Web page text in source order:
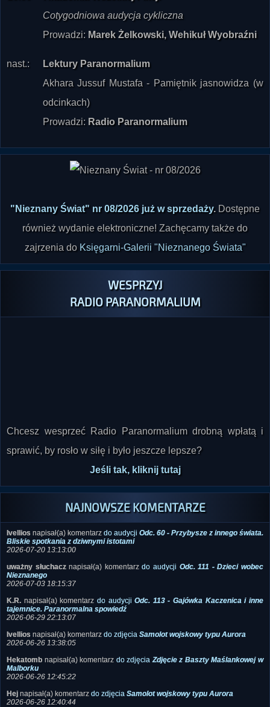
Cotygodniowa audycja cykliczna
Prowadzi: Marek Żelkowski, Wehikuł Wyobraźni
nast.:
Lektury Paranormalium
Akhara Jussuf Mustafa - Pamiętnik jasnowidza (w
odcinkach)
Prowadzi: Radio Paranormalium
"Nieznany Świat" nr 08/2026 już w sprzedaży. Dostępne
również wydanie elektroniczne! Zachęcamy także do
zajrzenia do Księgarni-Galerii "Nieznanego Świata"
WESPRZYJ
RADIO PARANORMALIUM
Chcesz wesprzeć Radio Paranormalium drobną wpłatą i
sprawić, by rosło w siłę i było jeszcze lepsze?
Jeśli tak, kliknij tutaj
NAJNOWSZE KOMENTARZE
Ivellios napisał(a) komentarz do audycji Odc. 60 - Przybysze z innego świata.
Bliskie spotkania z dziwnymi istotami
2026-07-20 13:13:00
uważny słuchacznapisał(a) komentarzdo audycji Odc. 111 - Dzieci wobec
Nieznanego
2026-07-03 18:15:37
K.R. napisał(a) komentarz do audycjiOdc. 113 - Gajówka Kaczenica i inne
tajemnice. Paranormalna spowiedź
2026-06-29 22:13:07
Ivellios napisał(a) komentarz do zdjęcia Samolot wojskowy typu Aurora
2026-06-26 13:38:05
Hekatomb napisał(a) komentarz do zdjęciaZdjęcie z Baszty Maślankowej w
Malborku
2026-06-26 12:45:22
Hej napisał(a) komentarz do zdjęcia Samolot wojskowy typu Aurora
2026-06-26 12:40:44